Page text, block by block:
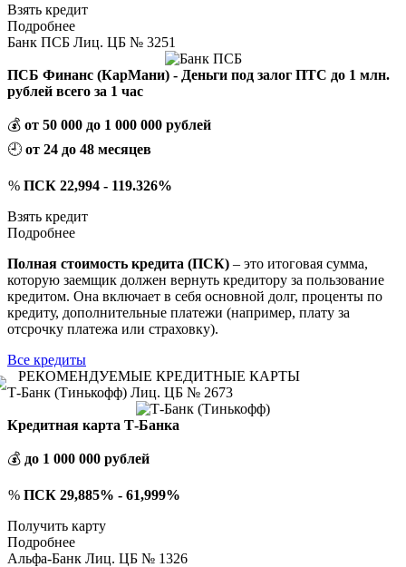
Взять кредит
Подробнее
Банк ПСБ Лиц. ЦБ № 3251
ПСБ Финанс (КарМани) - Деньги под залог ПТС до 1 млн.
рублей всего за 1 час
💰 от 50 000 до 1 000 000 рублей
🕘 от 24 до 48 месяцев
% ПСК 22,994 - 119.326%
Взять кредит
Подробнее
Полная стоимость кредита (ПСК) – это итоговая сумма,
которую заемщик должен вернуть кредитору за пользование
кредитом. Она включает в себя основной долг, проценты по
кредиту, дополнительные платежи (например, плату за
отсрочку платежа или страховку).
Все кредиты
РЕКОМЕНДУЕМЫЕ КРЕДИТНЫЕ КАРТЫ
Т-Банк (Тинькофф) Лиц. ЦБ № 2673
Кредитная карта Т-Банка
💰 до 1 000 000 рублей
% ПСК 29,885% - 61,999%
Получить карту
Подробнее
Альфа-Банк Лиц. ЦБ № 1326